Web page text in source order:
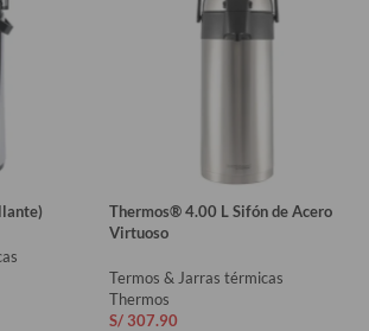
Thermos® 4.00 L Sifón de Acero
Virtuoso
Termos & Jarras térmicas
Thermos
S/ 307.90